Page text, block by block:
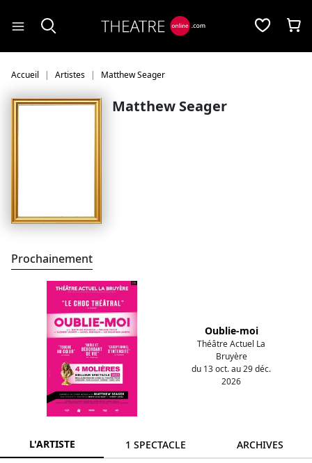
Accueil Artistes Matthew Seager
Matthew Seager
Prochainement
Oublie-moi
Théâtre Actuel La
Bruyère
du 13 oct. au 29 déc.
2026
L'ARTISTE 1 SPECTACLE ARCHIVES